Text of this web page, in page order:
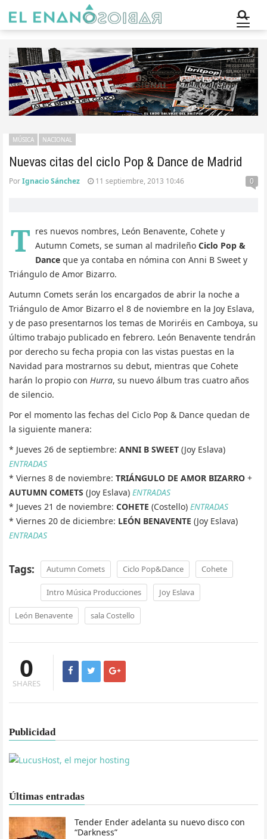
Nuevas citas del ciclo Pop & Dance de Madrid
MÚSICA NACIONAL
PorIgnacio Sánchez 11 septiembre, 2013 10:46 0
T res nuevos nombres, León Benavente, Cohete y
Autumn Comets, se suman al madrileño Ciclo Pop &
Dance que ya contaba en nómina con Anni B Sweet y
Triángulo de Amor Bizarro.
Autumn Comets serán los encargados de abrir la noche a
Triángulo de Amor Bizarro el 8 de noviembre en la Joy Eslava,
y de paso presentarnos los temas de Moriréis en Camboya, su
último trabajo publicado en febrero. León Benavente tendrán
por derecho su fecha propia con las vistas puestas en la
Navidad para mostrarnos su debut, mientras que Cohete
harán lo propio con Hurra, su nuevo álbum tras cuatro años
de silencio.
Por el momento las fechas del Ciclo Pop & Dance quedan de
la siguiente manera:
* Jueves 26 de septiembre: ANNI B SWEET (Joy Eslava)
ENTRADAS
* Viernes 8 de noviembre: TRIÁNGULO DE AMOR BIZARRO +
AUTUMN COMETS (Joy Eslava) ENTRADAS
* Jueves 21 de noviembre: COHETE (Costello) ENTRADAS
* Viernes 20 de diciembre: LEÓN BENAVENTE (Joy Eslava)
ENTRADAS
Tags: Autumn Comets Ciclo Pop&Dance Cohete
Intro Música Producciones Joy Eslava
León Benavente sala Costello
0
SHARES
Publicidad
Últimas entradas
Tender Ender adelanta su nuevo disco con
“Darkness”